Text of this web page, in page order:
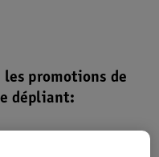
promotions de
dépliant: